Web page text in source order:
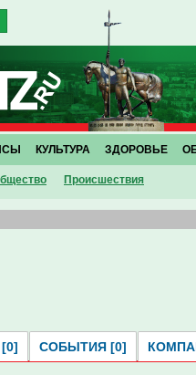
Проиcшествия
КУЛЬТУРА ЗДОРОВЬЕ
СОБЫТИЯ [0]